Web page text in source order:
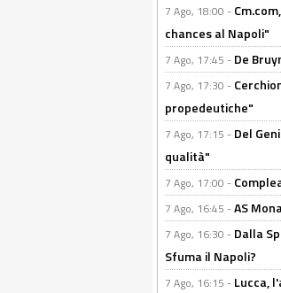
7 Ago, 18:00 -
chances al Napoli"
7 Ago, 17:45 - De
7 Ago, 17:30 -
propedeutiche"
7 Ago, 17:15 - Del
qualità"
7 Ago, 17:00 -
7 Ago, 16:45 -AS
7 Ago, 16:30 - Dalla
Sfuma il Napoli?
7 Ago, 16:15 - Lucca,